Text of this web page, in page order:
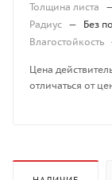
Толщина листа
Радиус —
Без
Влагостойкость
Цена
отличаться от